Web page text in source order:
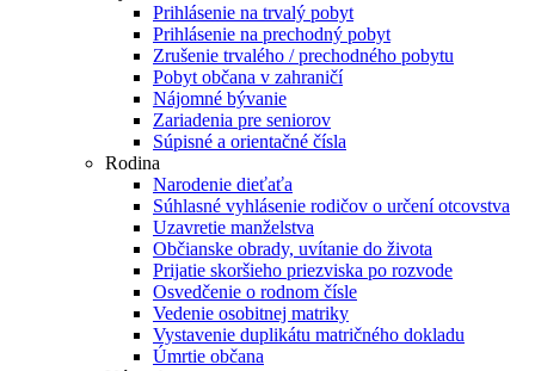
Prihlásenie na trvalý pobyt
Prihlásenie na prechodný pobyt
Zrušenie trvalého / prechodného pobytu
Pobyt občana v zahraničí
Nájomné bývanie
Zariadenia pre seniorov
Súpisné a orientačné čísla
Rodina
Narodenie dieťaťa
Súhlasné vyhlásenie rodičov o určení otcovstva
Uzavretie manželstva
Občianske obrady, uvítanie do života
Prijatie skoršieho priezviska po rozvode
Osvedčenie o rodnom čísle
Vedenie osobitnej matriky
Vystavenie duplikátu matričného dokladu
Úmrtie občana